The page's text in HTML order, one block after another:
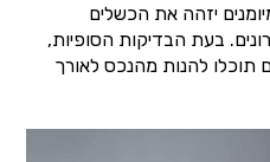
יזהה את הכשלים
בעת הבדיקות הסופיות,
תוכלו להנות מהנכס לאורך